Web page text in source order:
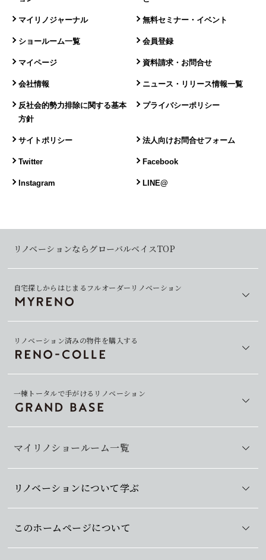
マイリノジャーナル 無料セミナー・イベント
ショールーム一覧 会員登録
マイページ 資料請求・お問合せ
会社情報 ニュース・リリース情報一覧
反社会的勢力排除に関する基本
方針
プライバシーポリシー
サイトポリシー 法人向けお問合せフォーム
Twitter Facebook
Instagram LINE@
リノベーションならグローバルベイスTOP
自宅探しからはじまるフルオーダーリノベーション
マイリノショールーム一覧
リノベーション済みの物件を購入する
一棟トータルで手がけるリノベーション
リノベーションについて学ぶ
このホームページについて